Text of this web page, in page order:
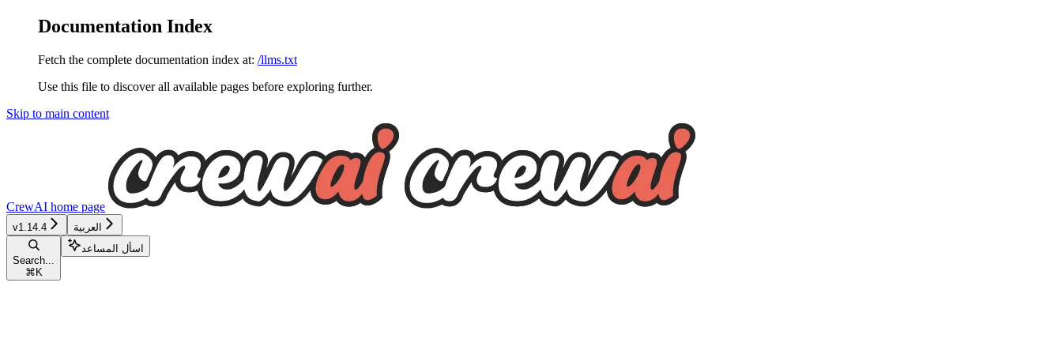
Documentation Index
Fetch the complete documentation index at: /llms.txt
Use this file to discover all available pages before exploring further.
Skip to main content
CrewAI home page
v1.14.4 العربية
Search...
⌘ K
اسأل المساعد